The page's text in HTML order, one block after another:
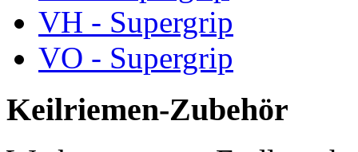
VH - Supergrip
VO - Supergrip
Keilriemen-Zubehör